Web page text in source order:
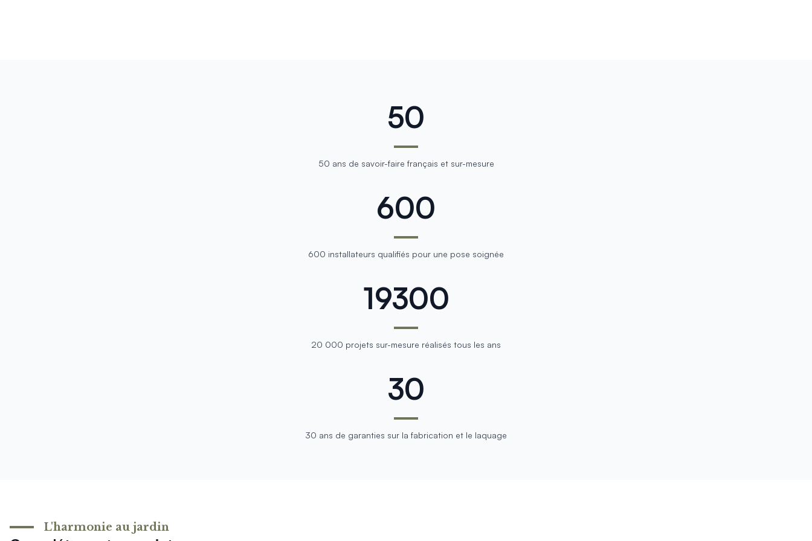
50
50 ans de savoir-faire français et sur-mesure
600
600 installateurs qualifiés pour une pose soignée
20,000
20 000 projets sur-mesure réalisés tous les ans
30
30 ans de garanties sur la fabrication et le laquage
L'harmonie au jardin